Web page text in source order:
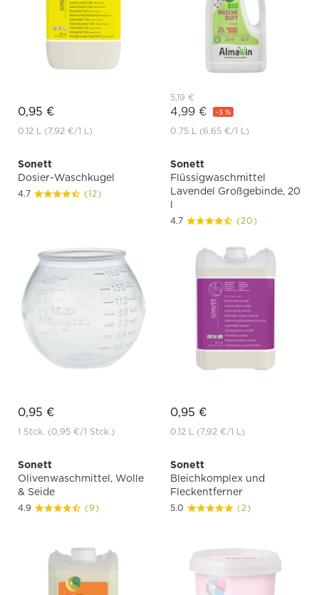
0,95 €
0.12 L (7,92 €/1 L)
5,19 €
4,99 € -3 %
0.75 L (6,65 €/1 L)
Sonett
Dosier-Waschkugel
4.7 (12)
0,95 €
1 Stck. (0,95 €/1 Stck.)
Sonett
Flüssigwaschmittel
Lavendel Großgebinde, 20
l
4.7 (20)
0,95 €
0.12 L (7,92 €/1 L)
Sonett
Olivenwaschmittel, Wolle
& Seide
4.9 (9)
Sonett
Bleichkomplex und
Fleckentferner
5.0 (2)